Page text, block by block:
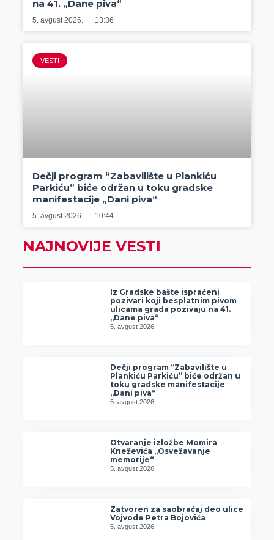
na 41. „Dane piva“
5. avgust 2026. 13:36
VESTI
Dečji program “Zabavilište u Plankiću
Parkiću” biće održan u toku gradske
manifestacije „Dani piva“
5. avgust 2026. 10:44
NAJNOVIJE VESTI
Iz Gradske bašte ispraćeni
pozivari koji besplatnim pivom
ulicama grada pozivaju na 41.
„Dane piva“
5. avgust 2026.
Dečji program “Zabavilište u
Plankiću Parkiću” biće održan u
toku gradske manifestacije
„Dani piva“
5. avgust 2026.
Otvaranje izložbe Momira
Kneževića „Osvežavanje
memorije“
5. avgust 2026.
Zatvoren za saobraćaj deo ulice
Vojvode Petra Bojovića
5. avgust 2026.